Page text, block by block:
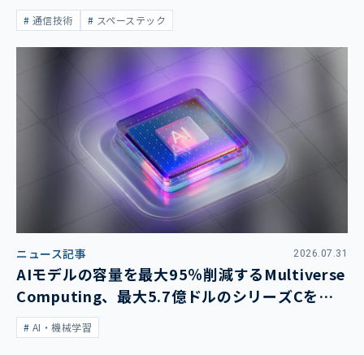
通信技術 スペーステック
ニュース記事 2026.07.31
AIモデルの容量を最大95％削減するMultiverse
Computing、最大5.7億ドルのシリーズCを発
表AI・機械学習